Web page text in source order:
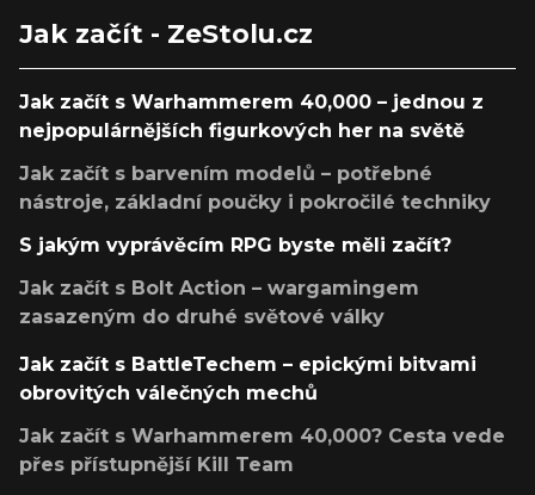
Jak začít - ZeStolu.cz
Jak začít s Warhammerem 40,000 – jednou z
nejpopulárnějších figurkových her na světě
Jak začít s barvením modelů – potřebné
nástroje, základní poučky i pokročilé techniky
S jakým vyprávěcím RPG byste měli začít?
Jak začít s Bolt Action – wargamingem
zasazeným do druhé světové války
Jak začít s BattleTechem – epickými bitvami
obrovitých válečných mechů
Jak začít s Warhammerem 40,000? Cesta vede
přes přístupnější Kill Team